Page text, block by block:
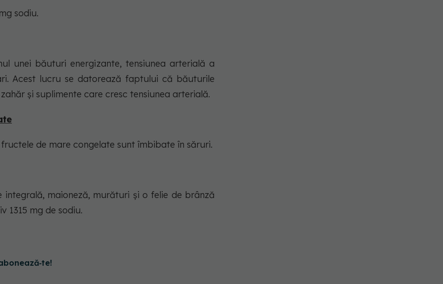
sodiu.
unei băuturi energizante, tensiunea arterială a
Acest lucru se datorează faptului că băuturile
și suplimente care cresc tensiunea arterială.
de mare congelate sunt îmbibate în săruri.
maioneză, murături și o felie de brânză
1315 mg de sodiu.